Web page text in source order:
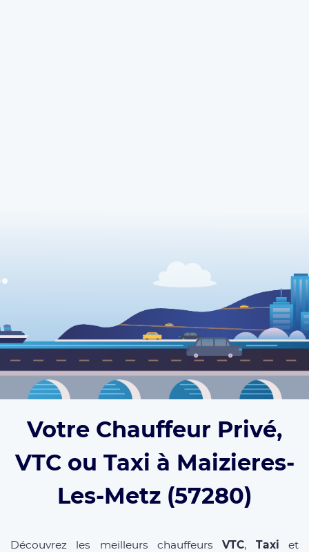
Votre Chauffeur Privé,
VTC ou Taxi à Maizieres-
Les-Metz (57280)
Découvrez les meilleurs chauffeursVTC, Taxi et